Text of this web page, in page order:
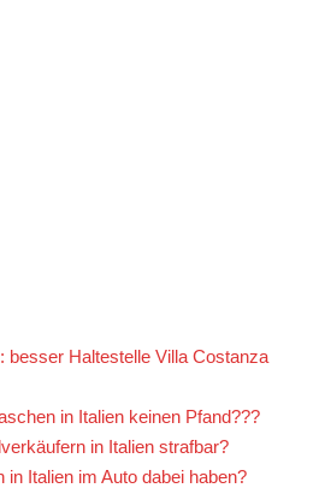
besser Haltestelle Villa Costanza
in Italien keinen Pfand???
in Italien strafbar?
in Italien im Auto dabei haben?